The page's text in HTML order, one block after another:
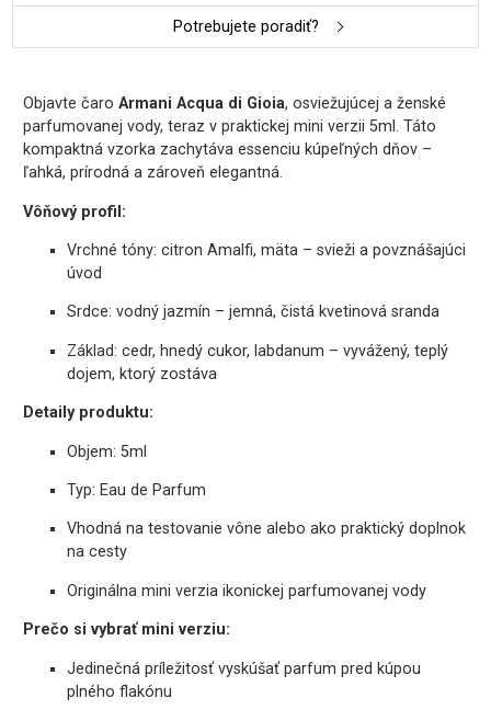
Potrebujete poradiť?
Objavte čaroArmani Acqua di Gioia, osviežujúcej a ženské
parfumovanej vody, teraz v praktickej mini verzii 5ml. Táto
kompaktná vzorka zachytáva essenciu kúpeľných dňov –
ľahká, prírodná a zároveň elegantná.
Vôňový profil:
Vrchné tóny: citron Amalfi, mäta – svieži a povznášajúci
úvod
Srdce: vodný jazmín – jemná, čistá kvetinová sranda
Základ: cedr, hnedý cukor, labdanum – vyvážený, teplý
dojem, ktorý zostáva
Detaily produktu:
Objem: 5ml
Typ: Eau de Parfum
Vhodná na testovanie vône alebo ako praktický doplnok
na cesty
Originálna mini verzia ikonickej parfumovanej vody
Prečo si vybrať mini verziu:
Jedinečná príležitosť vyskúšať parfum pred kúpou
plného flakónu